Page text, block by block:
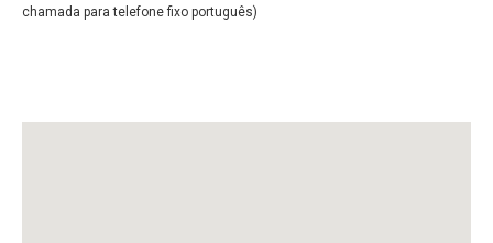
chamada para telefone fixo português)